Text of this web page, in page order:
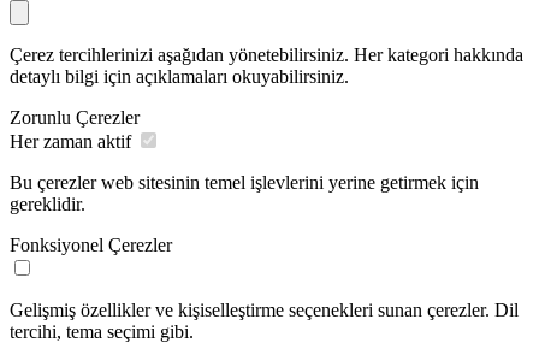
Çerez tercihlerinizi aşağıdan yönetebilirsiniz. Her kategori hakkında
detaylı bilgi için açıklamaları okuyabilirsiniz.
Zorunlu Çerezler
Her zaman aktif
Bu çerezler web sitesinin temel işlevlerini yerine getirmek için
gereklidir.
Fonksiyonel Çerezler
Gelişmiş özellikler ve kişiselleştirme seçenekleri sunan çerezler. Dil
tercihi, tema seçimi gibi.